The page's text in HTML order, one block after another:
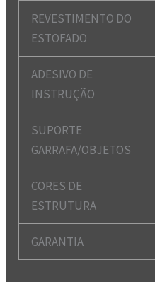
REVESTIMENTO DO
ESTOFADO
ADESIVO DE
INSTRUÇÃO
SUPORTE
GARRAFA/OBJETOS
CORES DE
ESTRUTURA
GARANTIA